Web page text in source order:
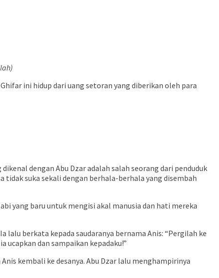
ini hidup dari uang setoran yang diberikan oleh para
dengan Abu Dzar adalah salah seorang dari penduduk
tidak suka sekali dengan berhala-berhala yang disembah
yang baru untuk mengisi akal manusia dan hati mereka
lalu berkata kepada saudaranya bernama Anis: “Pergilah ke
ucapkan dan sampaikan kepadaku!”
kembali ke desanya. Abu Dzar lalu menghampirinya